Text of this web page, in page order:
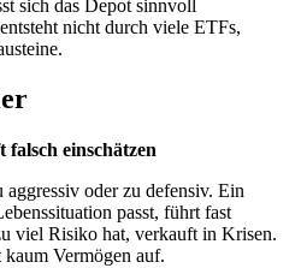
sich das Depot sinnvoll
nicht durch viele ETFs,
falsch einschätzen
oder zu defensiv. Ein
passt, führt fast
viel Risiko hat, verkauft in Krisen.
Vermögen auf.